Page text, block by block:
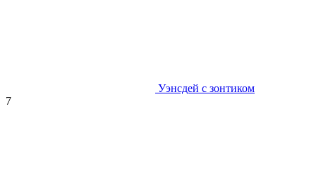
Уэнсдей с зонтиком
7